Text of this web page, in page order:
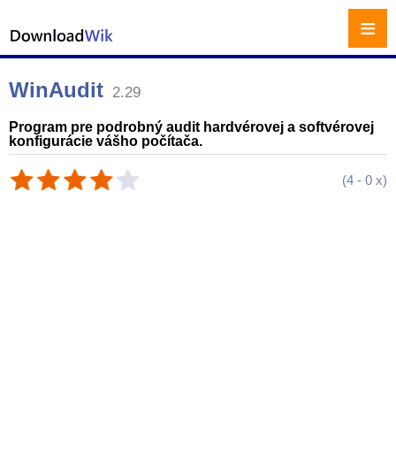
WinAudit 2.29
Program pre podrobný audit hardvérovej a softvérovej
konfigurácie vášho počítača.
(4 - 0 x)
≡